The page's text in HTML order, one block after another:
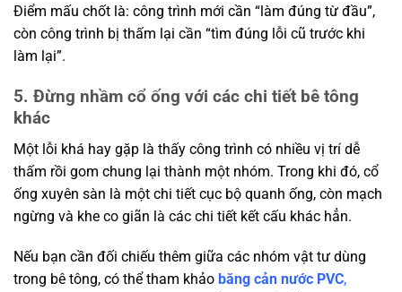
Điểm mấu chốt là: công trình mới cần “làm đúng từ đầu”,
còn công trình bị thấm lại cần “tìm đúng lỗi cũ trước khi
làm lại”.
5. Đừng nhầm cổ ống với các chi tiết bê tông
khác
Một lỗi khá hay gặp là thấy công trình có nhiều vị trí dễ
thấm rồi gom chung lại thành một nhóm. Trong khi đó, cổ
ống xuyên sàn là một chi tiết cục bộ quanh ống, còn mạch
ngừng và khe co giãn là các chi tiết kết cấu khác hẳn.
Nếu bạn cần đối chiếu thêm giữa các nhóm vật tư dùng
trong bê tông, có thể tham khảo băng cản nước PVC,